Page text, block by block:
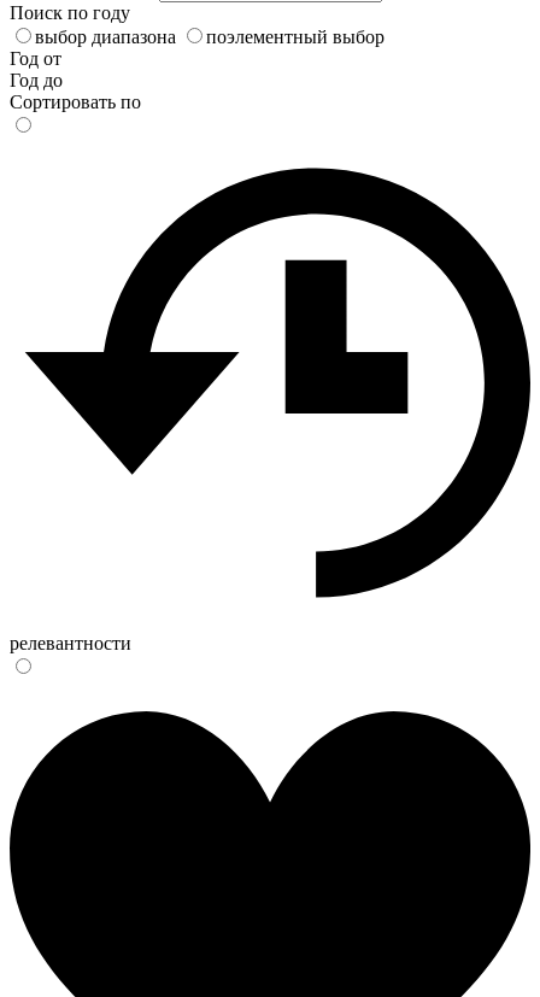
Поиск по году
выбор диапазона
поэлементный выбор
Год от
Год до
Сортировать по
релевантности